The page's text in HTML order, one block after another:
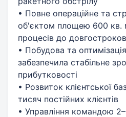
• Повне операційне та
об'єктом площею 600 кв.
процесів до
• Побудова та
забезпечила стабільне
прибутковості
• Розвиток клієнтської
тисяч постійних клієнтів
• Управління командою